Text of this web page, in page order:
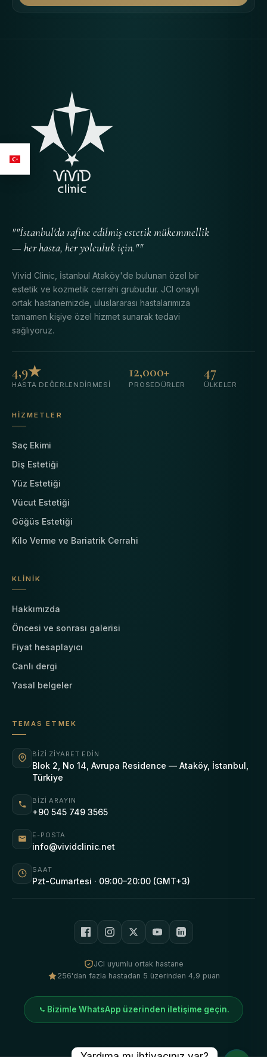
""İstanbul'da rafine edilmiş estetik mükemmellik
— her hasta, her yolculuk için.""
Vivid Clinic, İstanbul Ataköy'de bulunan özel bir
estetik ve kozmetik cerrahi grubudur. JCI onaylı
ortak hastanemizde, uluslararası hastalarımıza
tamamen kişiye özel hizmet sunarak tedavi
sağlıyoruz.
4,9★
HASTA DEĞERLENDIRMESI
12,000+
PROSEDÜRLER
47
ÜLKELER
HIZMETLER
Saç Ekimi
Diş Estetiği
Yüz Estetiği
Vücut Estetiği
Göğüs Estetiği
Kilo Verme ve Bariatrik Cerrahi
KLINIK
Hakkımızda
Öncesi ve sonrası galerisi
Fiyat hesaplayıcı
Canlı dergi
Yasal belgeler
TEMAS ETMEK
BIZI ZIYARET EDIN
Blok 2, No 14, Avrupa Residence — Ataköy, İstanbul,
Türkiye
BIZI ARAYIN
+90 545 749 3565
E-POSTA
info@vividclinic.net
SAAT
Pzt-Cumartesi · 09:00–20:00 (GMT+3)
JCI uyumlu ortak hastane
256'dan fazla hastadan 5 üzerinden 4,9 puan
Bizimle WhatsApp üzerinden iletişime geçin.